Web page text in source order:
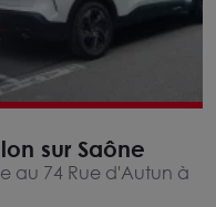
sur Saône
au 74 Rue d'Autun à